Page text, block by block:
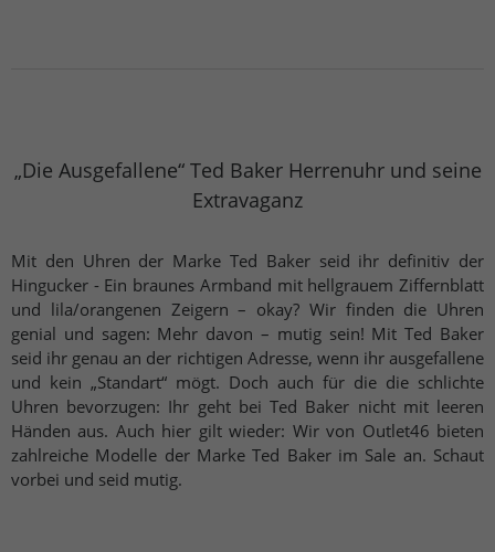
„Die Ausgefallene“ Ted Baker Herrenuhr und seine
Extravaganz
Mit den Uhren der Marke Ted Baker seid ihr definitiv der
Hingucker - Ein braunes Armband mit hellgrauem Ziffernblatt
und lila/orangenen Zeigern – okay? Wir finden die Uhren
genial und sagen: Mehr davon – mutig sein! Mit Ted Baker
seid ihr genau an der richtigen Adresse, wenn ihr ausgefallene
und kein „Standart“ mögt. Doch auch für die die schlichte
Uhren bevorzugen: Ihr geht bei Ted Baker nicht mit leeren
Händen aus. Auch hier gilt wieder: Wir von Outlet46 bieten
zahlreiche Modelle der Marke Ted Baker im Sale an. Schaut
vorbei und seid mutig.